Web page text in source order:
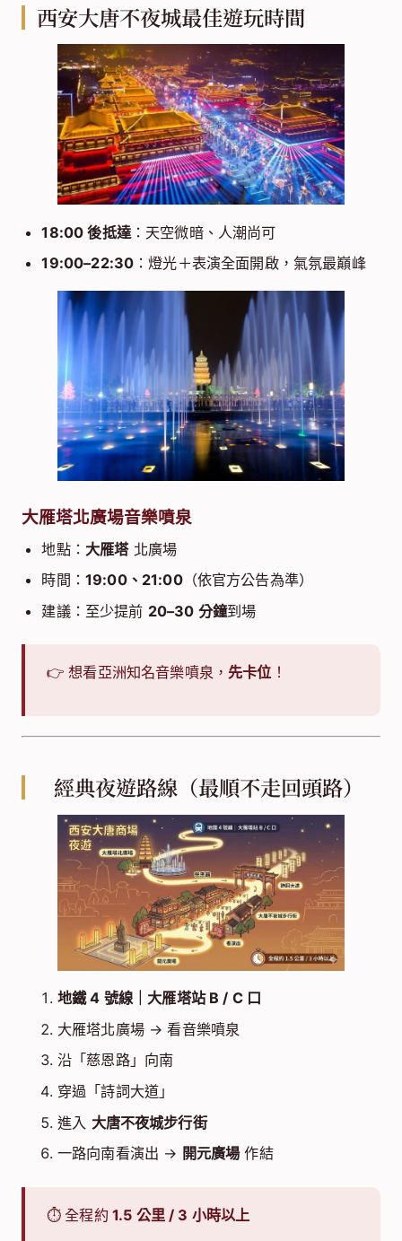
西安大唐不夜城最佳遊玩時間
18:00 後抵達：天空微暗、人潮尚可
19:00–22:30 ：燈光＋表演全面開啟，氣氛最巔峰
大雁塔北廣場音樂噴泉
地點： 大雁塔北廣場
時間： 19:00、21:00（依官方公告為準）
建議：至少提前 20–30 分鐘到場
👉 想看亞洲知名音樂噴泉， 先卡位 ！
經典夜遊路線（最順不走回頭路）
地鐵 4 號線｜大雁塔站 B / C 口
大雁塔北廣場 → 看音樂噴泉
沿「慈恩路」向南
穿過「詩詞大道」
進入 大唐不夜城步行街
一路向南看演出 → 開元廣場作結
⏱ 全程約 1.5 公里 / 3 小時以上